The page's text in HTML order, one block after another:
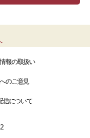
報の取扱い
のご意見
信について